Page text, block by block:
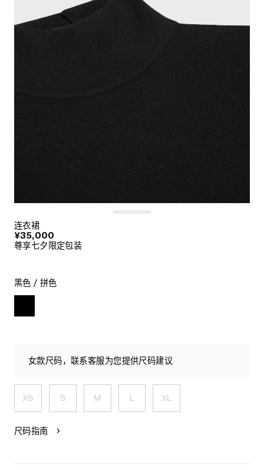
连衣裙
¥35,000
尊享七夕限定包装
黑色 / 拼色
女款尺码，联系客服为您提供尺码建议
XS S M L XL
尺码指南